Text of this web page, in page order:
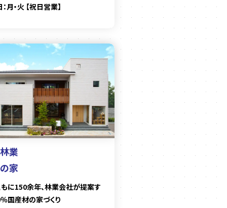
月・火 【祝日営業】
業
家
に150余年、林業会社が提案す
国産材の家づくり